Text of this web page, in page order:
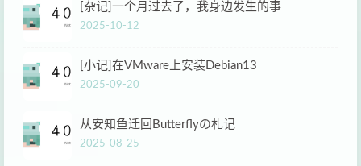
[杂记]一个月过去了，我身边发生的事
2025-10-12
[小记]在VMware上安装Debian13
2025-09-20
从安知鱼迁回Butterflyの札记
2025-08-25